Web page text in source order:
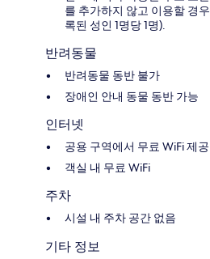
를 추가하지 않고 이용할 경
록된 성인 1명당 1명).
반려동물
반려동물 동반 불가
장애인 안내 동물 동반 가능
인터넷
공용 구역에서 무료 WiFi 제공
객실 내 무료 WiFi
주차
시설 내 주차 공간 없음
기타 정보